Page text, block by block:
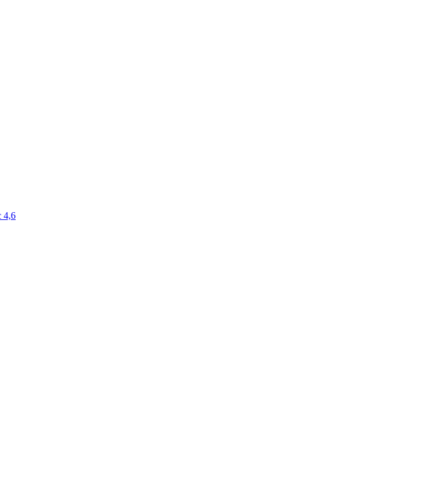
4,6